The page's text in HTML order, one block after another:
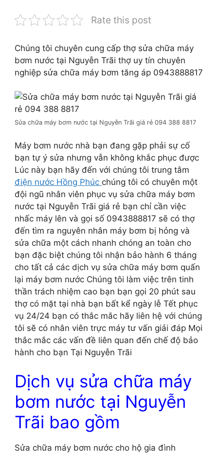
Rate this post
Chúng tôi chuyên cung cấp thợ sửa chữa máy
bơm nước tại Nguyễn Trãi thợ uy tín chuyên
nghiệp sửa chữa máy bơm tăng áp 0943888817
Sửa chữa máy bơm nước tại Nguyễn Trãi giá rẻ 094 388 8817
Máy bơm nước nhà bạn đang gặp phải sự cố
bạn tự ý sửa nhưng vẫn không khắc phục được
Lúc này bạn hãy đến với chúng tôi trung tâm
điện nước Hồng Phúc chúng tôi có chuyên một
đội ngũ nhân viên phục vụ sửa chữa máy bơm
nước tại Nguyễn Trãi giá rẻ bạn chỉ cần việc
nhấc máy lên và gọi số 0943888817 sẽ có thợ
đến tìm ra nguyên nhân máy bơm bị hỏng và
sửa chữa một cách nhanh chóng an toàn cho
bạn đặc biệt chúng tôi nhận bảo hành 6 tháng
cho tất cả các dịch vụ sửa chữa máy bơm quấn
lại máy bơm nước Chúng tôi làm việc trên tinh
thần trách nhiệm cao bạn bạn gọi 20 phút sau
thợ có mặt tại nhà bạn bất kể ngày lễ Tết phục
vụ 24/24 bạn có thắc mắc hãy liên hệ với chúng
tôi sẽ có nhân viên trực máy tư vấn giải đáp Mọi
thắc mắc các vấn đề liên quan đến chế độ bảo
hành cho bạn Tại Nguyễn Trãi
Dịch vụ sửa chữa máy
bơm nước tại Nguyễn
Trãi bao gồm
Sửa chữa máy bơm nước cho hộ gia đình